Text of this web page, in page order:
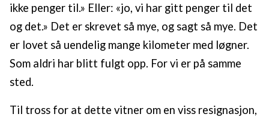
ikke penger til.» Eller: «jo, vi har gitt penger til det
og det.» Det er skrevet så mye, og sagt så mye. Det
er lovet så uendelig mange kilometer med løgner.
Som aldri har blitt fulgt opp. For vi er på samme
sted.
Til tross for at dette vitner om en viss resignasjon,